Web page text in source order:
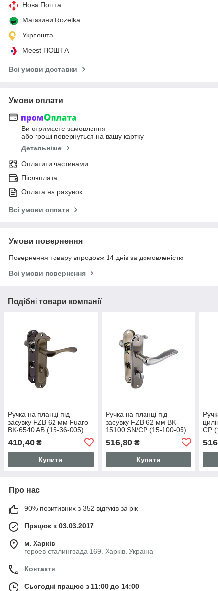
Нова Пошта
Магазини Rozetka
Укрпошта
Meest ПОШТА
Всі умови доставки
Умови оплати
Ви отримаєте замовлення
або гроші повернуться на вашу картку
Детальніше
Оплатити частинами
Післяплата
Оплата на рахунок
Всі умови оплати
Умови повернення
Повернення товару впродовж 14 днів за домовленістю
Всі умови повернення
Подібні товари компанії
Ручка на планці під
засувку FZB 62 мм Fuaro
BK-6540 AB (15-36-005)
410,40 ₴
Купити
Ручка на планці під
засувку FZB 62 мм BK-
15100 SN/CP (15-100-05)
516,80₴
Купити
СР
Про нас
90% позитивних з 352 відгуків за рік
Працює з 03.03.2017
м. Харків
героев сталинграда 169, Харків, Україна
Контакти
Сьогодні працює з 11:00 до 14:00